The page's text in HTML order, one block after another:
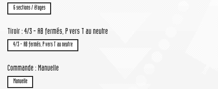
6 sections / étages
Tiroir : 4/3 - AB fermés, P vers T au neutre
4/3 - AB fermés, P vers T au neutre
Commande : Manuelle
Manuelle